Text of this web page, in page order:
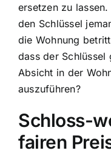
ersetzen zu
den Schlüssel
die Wohnung
dass der
Absicht in der
auszuführen?
Schloss-
fairen